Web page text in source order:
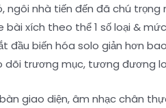
ngôi nhà tiến đến đã chú
bài xích theo thể 1 số loại &
đầu biến hóa solo giản hơn
dõi trương mục, tương đương
giao diện, âm nhạc chân